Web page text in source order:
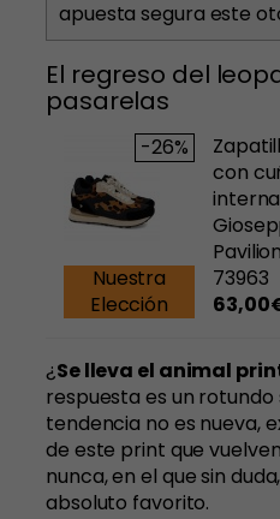
apuesta segura este
El regreso del
pasarelas
Nuestra
Elección
-26%
con
interna
Pavilion
73963
¿Se lleva el animal
respuesta es un rotundo
tendencia no es nueva,
de este print que
nunca, en el que sin
absoluto favorito.